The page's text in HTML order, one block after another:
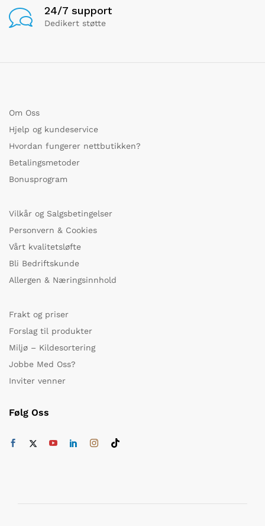
24/7 support
Dedikert støtte
Om Oss
Hjelp og kundeservice
Hvordan fungerer nettbutikken?
Betalingsmetoder
Bonusprogram
Vilkår og Salgsbetingelser
Personvern & Cookies
Vårt kvalitetsløfte
Bli Bedriftskunde
Allergen & Næringsinnhold
Frakt og priser
Forslag til produkter
Miljø – Kildesortering
Jobbe Med Oss?
Inviter venner
Følg Oss